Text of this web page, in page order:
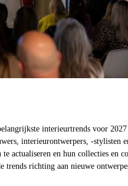
interieurtrends voor
interieurontwerpers, -stylisten
actualiseren en hun collecties en
trends richting aan nieuwe